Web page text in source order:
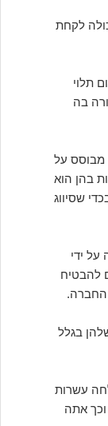
לקחת
תלוי
בה
מבוסס על
בהן הוא
שסיווג
על ידי
להבטיח
החברה.
בגלל
עשרות
וכך אתה